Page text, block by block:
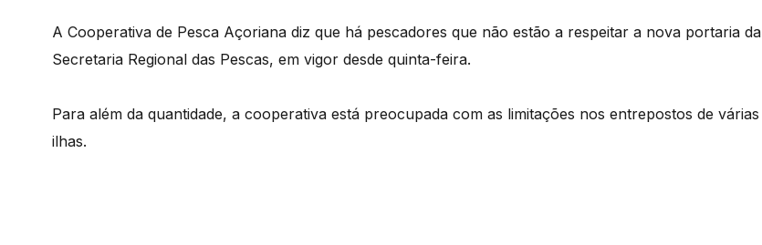
A Cooperativa de Pesca Açoriana diz que há pescadores que não estão a respeitar a nova portaria da
Secretaria Regional das Pescas, em vigor desde quinta-feira.
Para além da quantidade, a cooperativa está preocupada com as limitações nos entrepostos de várias
ilhas.